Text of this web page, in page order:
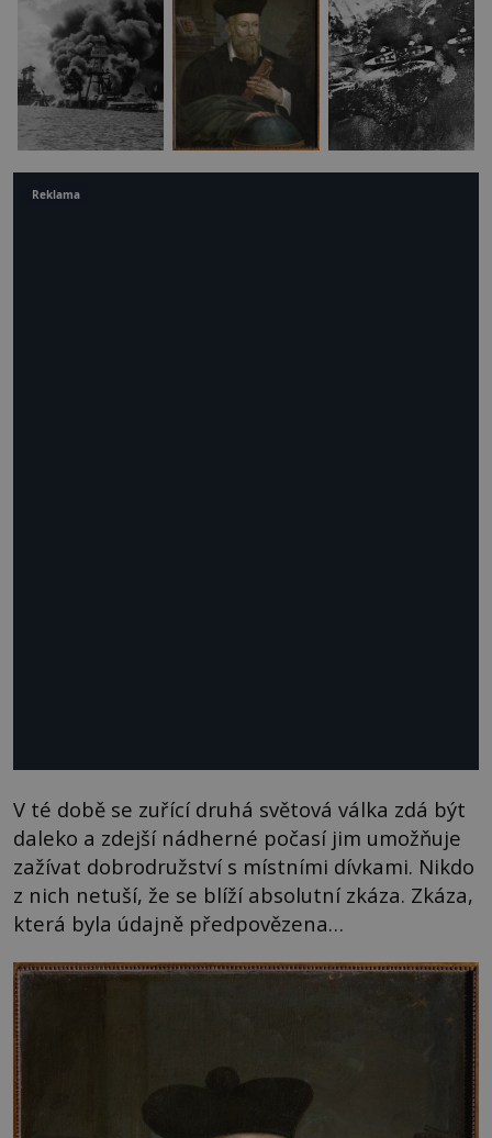
V té době se zuřící druhá světová válka zdá být
daleko a zdejší nádherné počasí jim umožňuje
zažívat dobrodružství s místními dívkami. Nikdo
z nich netuší, že se blíží absolutní zkáza. Zkáza,
která byla údajně předpovězena…
Reklama